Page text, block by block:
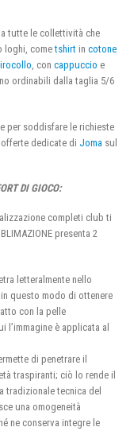
tutte le collettività che
loghi, cometshirt in cotone
, con cappuccio e
ordinabili dalla taglia 5/6
per soddisfare le richieste
dedicate di Joma sul
DI GIOCO:
completi club ti
presenta 2
letteralmente nello
questo modo di ottenere
con la pelle
l’immagine è applicata al
di penetrare il
traspiranti; ciò lo rende il
tradizionale tecnica del
una omogeneità
ne conserva integre le